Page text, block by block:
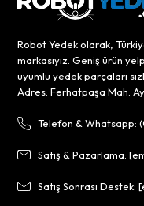
Robot Yedek olarak,
markasıyız. Geniş ürün
uyumlu yedek parçaları
Adres: Ferhatpaşa Mah.
Telefon & Whatsapp:
Satış & Pazarlama:
Satış Sonrası Destek: